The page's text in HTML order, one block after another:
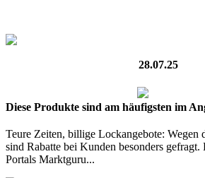
28.07.25
Diese Produkte sind am häufigsten im
Teure Zeiten, billige Lockangebote: Wegen
sind Rabatte bei Kunden besonders
Portals Marktguru...